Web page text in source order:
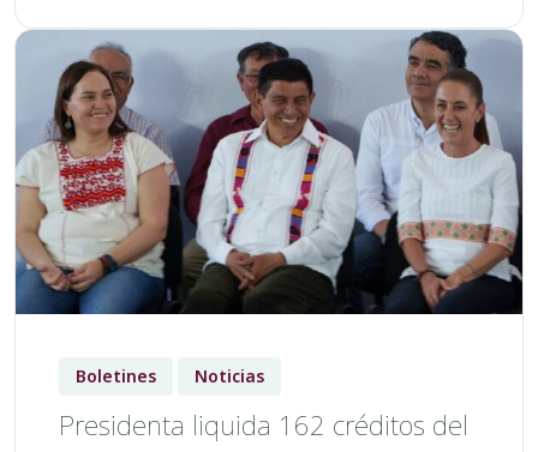
Boletines Noticias
Presidenta liquida 162 créditos del